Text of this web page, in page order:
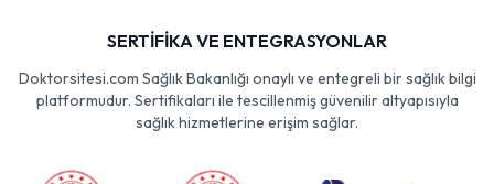
SERTİFİKA VE ENTEGRASYONLAR
Doktorsitesi.com Sağlık Bakanlığı onaylı ve entegreli bir sağlık bilgi
platformudur. Sertifikaları ile tescillenmiş güvenilir altyapısıyla
sağlık hizmetlerine erişim sağlar.